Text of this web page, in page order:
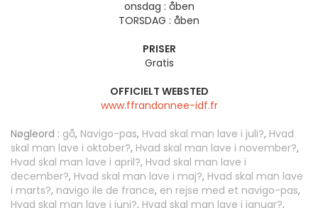
onsdag : åben
TORSDAG : åben
PRISER
Gratis
OFFICIELT WEBSTED
www.ffrandonnee-idf.fr
Nøgleord : gå, Navigo-pas, Hvad skal man lave i juli?, Hvad
skal man lave i oktober?, Hvad skal man lave i november?,
Hvad skal man lave i april?, Hvad skal man lave i
december?, Hvad skal man lave i maj?, Hvad skal man lave
i marts?, navigo ile de france, en rejse med et navigo-pas,
Hvad skal man lave i juni?, Hvad skal man lave i januar?,